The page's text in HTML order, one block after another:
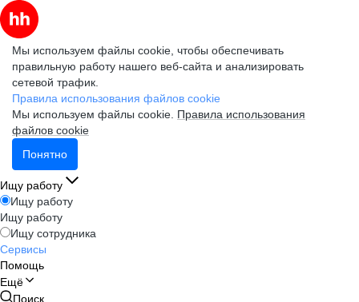
Мы используем файлы cookie, чтобы обеспечивать
правильную работу нашего веб-сайта и анализировать
сетевой трафик.
Правила использования файлов cookie
Мы используем файлы cookie. Правила использования
файлов cookie
Понятно
Ищу работу
Ищу работу
Ищу работу
Ищу сотрудника
Сервисы
Помощь
Ещё
Поиск